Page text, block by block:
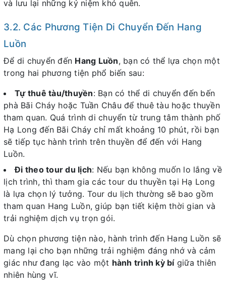
và lưu lại những kỷ niệm khó quên.
3.2. Các Phương Tiện Di Chuyển Đến Hang
Luồn
Để di chuyển đến Hang Luồn, bạn có thể lựa chọn một
trong hai phương tiện phổ biến sau:
Tự thuê tàu/thuyền: Bạn có thể di chuyển đến bến
phà Bãi Cháy hoặc Tuần Châu để thuê tàu hoặc thuyền
tham quan. Quá trình di chuyển từ trung tâm thành phố
Hạ Long đến Bãi Cháy chỉ mất khoảng 10 phút, rồi bạn
sẽ tiếp tục hành trình trên thuyền để đến với Hang
Luồn.
Đi theo tour du lịch: Nếu bạn không muốn lo lắng về
lịch trình, thì tham gia các tour du thuyền tại Hạ Long
là lựa chọn lý tưởng. Tour du lịch thường sẽ bao gồm
tham quan Hang Luồn, giúp bạn tiết kiệm thời gian và
trải nghiệm dịch vụ trọn gói.
Dù chọn phương tiện nào, hành trình đến Hang Luồn sẽ
mang lại cho bạn những trải nghiệm đáng nhớ và cảm
giác như đang lạc vào một hành trình kỳ bígiữa thiên
nhiên hùng vĩ.